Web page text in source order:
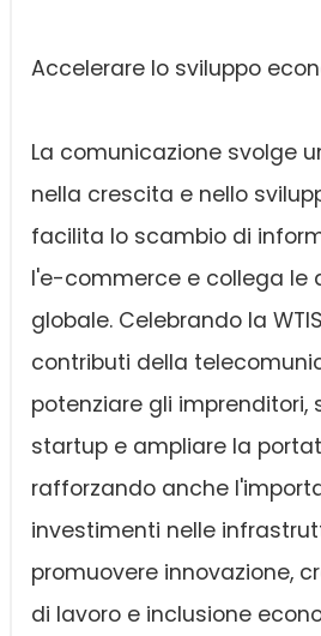
Accelerare lo sviluppo
La comunicazione svolge
nella crescita e nello
facilita lo scambio di
l'e-commerce e collega le
globale. Celebrando la
contributi della
potenziare gli imprenditori,
startup e ampliare la
rafforzando anche
investimenti nelle
promuovere innovazione,
di lavoro e inclusione